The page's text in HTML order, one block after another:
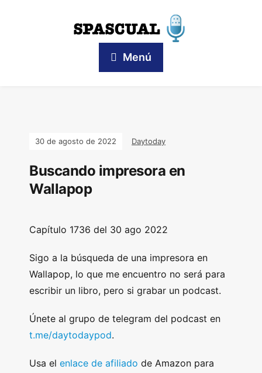
Menú
30 de agosto de 2022 Daytoday
Buscando impresora en
Wallapop
Capítulo 1736 del 30 ago 2022
Sigo a la búsqueda de una impresora en
Wallapop, lo que me encuentro no será para
escribir un libro, pero si grabar un podcast.
Únete al grupo de telegram del podcast en
t.me/daytodaypod.
Usa el enlace de afiliado de Amazon para